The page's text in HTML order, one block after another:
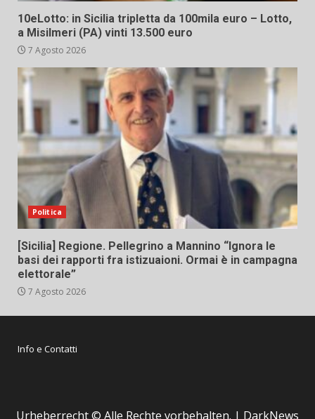
10eLotto: in Sicilia tripletta da 100mila euro – Lotto,
a Misilmeri (PA) vinti 13.500 euro
7 Agosto 2026
Politica
[Sicilia] Regione. Pellegrino a Mannino “Ignora le
basi dei rapporti fra istizuaioni. Ormai è in campagna
elettorale”
7 Agosto 2026
Info e Contatti
Urheberrecht © Alle Rechte vorbehalten. | DarkNews